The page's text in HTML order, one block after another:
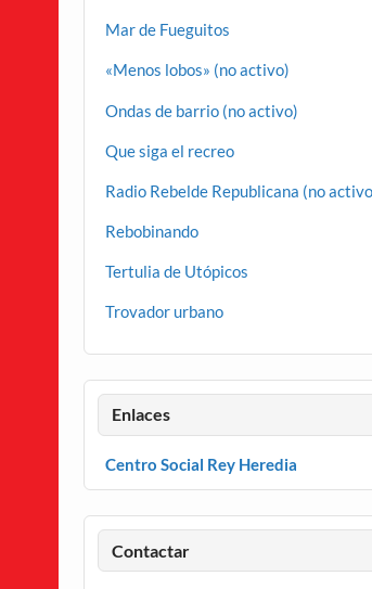
Mar de Fueguitos
«Menos lobos» (no activo)
Ondas de barrio (no activo)
Que siga el recreo
Radio Rebelde Republicana (no
Rebobinando
Tertulia de Utópicos
Trovador urbano
Enlaces
Centro Social Rey Heredia
Contactar